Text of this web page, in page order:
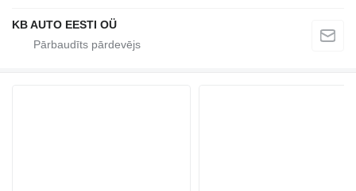
KB AUTO EESTI OÜ